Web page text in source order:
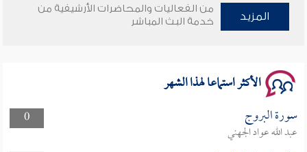
سلسلة محاضرات نفحات رمضانية 1444هـ
المزيد
من الفعاليات والمحاضرات الأرشيفية من
خدمة البث المباشر
الأكثر استماعا لهذا الشهر
0 سورة البروج
عبد الله عواد الجهني